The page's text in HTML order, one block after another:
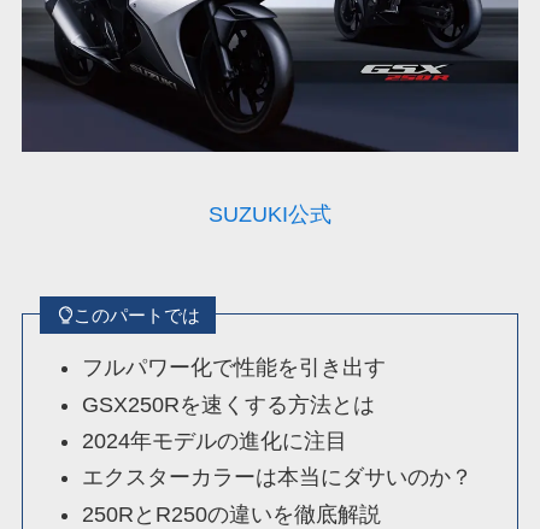
SUZUKI公式
このパートでは
フルパワー化で性能を引き出す
GSX250Rを速くする方法とは
2024年モデルの進化に注目
エクスターカラーは本当にダサいのか？
250RとR250の違いを徹底解説